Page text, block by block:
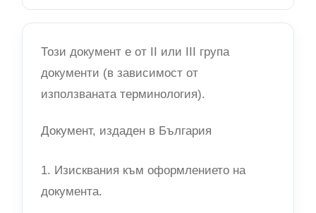
Този документ е от II или III група
документи (в зависимост от
използваната терминология).
Документ, издаден в България
1. Изисквания към оформлението на
документа.